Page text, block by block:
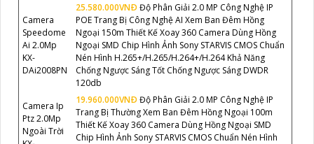
Camera
Speedome
Ai 2.0Mp
KX-
DAi2008PN
25.580.000VNÐ Độ Phân Giải 2.0 MP Công Nghệ IP
POE Trang Bị Công Nghệ AI Xem Ban Đêm Hồng
Ngoại 150m Thiết Kế Xoay 360 Camera Dùng Hồng
Ngoại SMD Chip Hình Ảnh Sony STARVIS CMOS Chuẩn
Nén Hình H.265+/H.265/H.264+/H.264 Khả Năng
Chống Ngược Sáng Tốt Chống Ngược Sáng DWDR
120db
Camera Ip
Ptz 2.0Mp
Ngoài Trời
19.960.000VNÐ Độ Phân Giải 2.0 MP Công Nghệ IP
Trang Bị Thường Xem Ban Đêm Hồng Ngoại 100m
Thiết Kế Xoay 360 Camera Dùng Hồng Ngoại SMD
Chip Hình Ảnh Sony STARVIS CMOS Chuẩn Nén Hình